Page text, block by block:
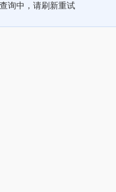
询中，请刷新重试